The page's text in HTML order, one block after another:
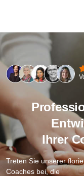
Ihrer
Treten Sie unserer
Coaches bei, die